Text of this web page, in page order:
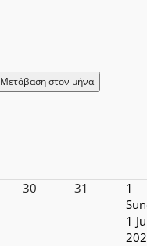
Μετάβαση στον μήνα
30 31
1
1